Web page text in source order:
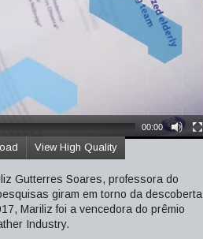
00:00
View High Quality
Gutterres Soares, professora do
giram em torno da descoberta
Mariliz foi a vencedora do prêmio
Industry.